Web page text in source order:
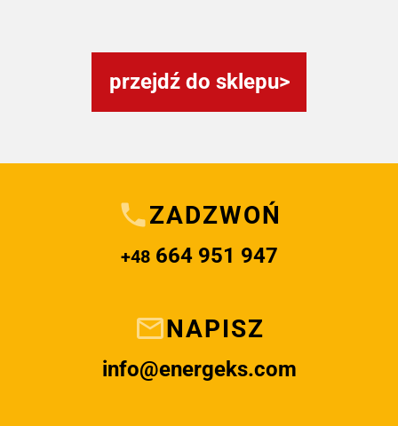
przejdź do sklepu
ZADZWOŃ
+48664 951 947
NAPISZ
info@energeks.com